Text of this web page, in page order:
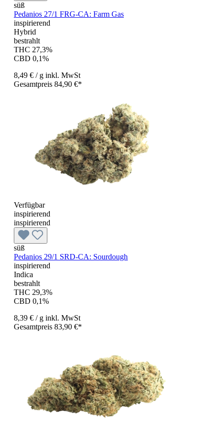
süß
Pedanios 27/1 FRG-CA: Farm Gas
inspirierend
Hybrid
bestrahlt
THC 27,3%
CBD 0,1%
8,49 € / g inkl. MwSt
Gesamtpreis 84,90 €*
Verfügbar
inspirierend
inspirierend
süß
Pedanios 29/1 SRD-CA: Sourdough
inspirierend
Indica
bestrahlt
THC 29,3%
CBD 0,1%
8,39 € / g inkl. MwSt
Gesamtpreis 83,90 €*